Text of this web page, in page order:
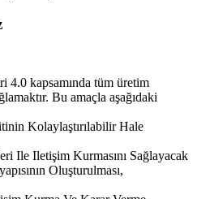
4.0 kapsamında tüm üretim
Bu amaçla aşağıdaki
Kolaylaştırılabilir Hale
Ile Iletişim Kurmasını Sağlayacak
Oluşturulması,